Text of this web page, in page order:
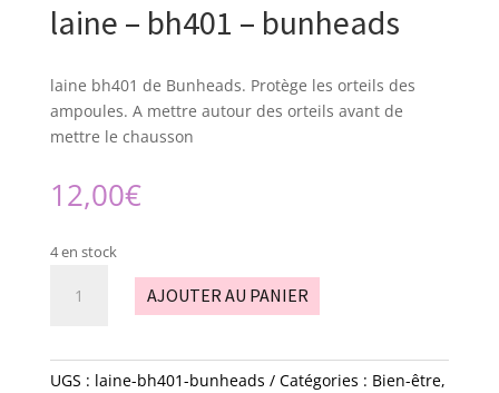
laine – bh401 – bunheads
laine bh401 de Bunheads. Protège les orteils des
ampoules. A mettre autour des orteils avant de
mettre le chausson
12,00€
4 en stock
bh401
AJOUTER AU PANIER
UGS : laine-bh401-bunheads Catégories : Bien-être,